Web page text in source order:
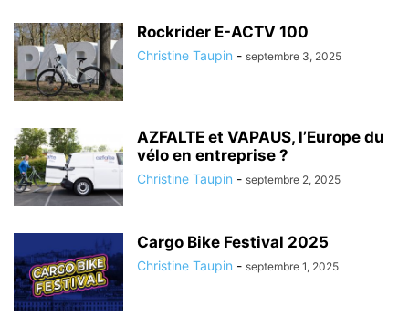
Rockrider E-ACTV 100
Christine Taupin - septembre 3, 2025
AZFALTE et VAPAUS, l’Europe du
vélo en entreprise ?
Christine Taupin - septembre 2, 2025
Cargo Bike Festival 2025
Christine Taupin - septembre 1, 2025